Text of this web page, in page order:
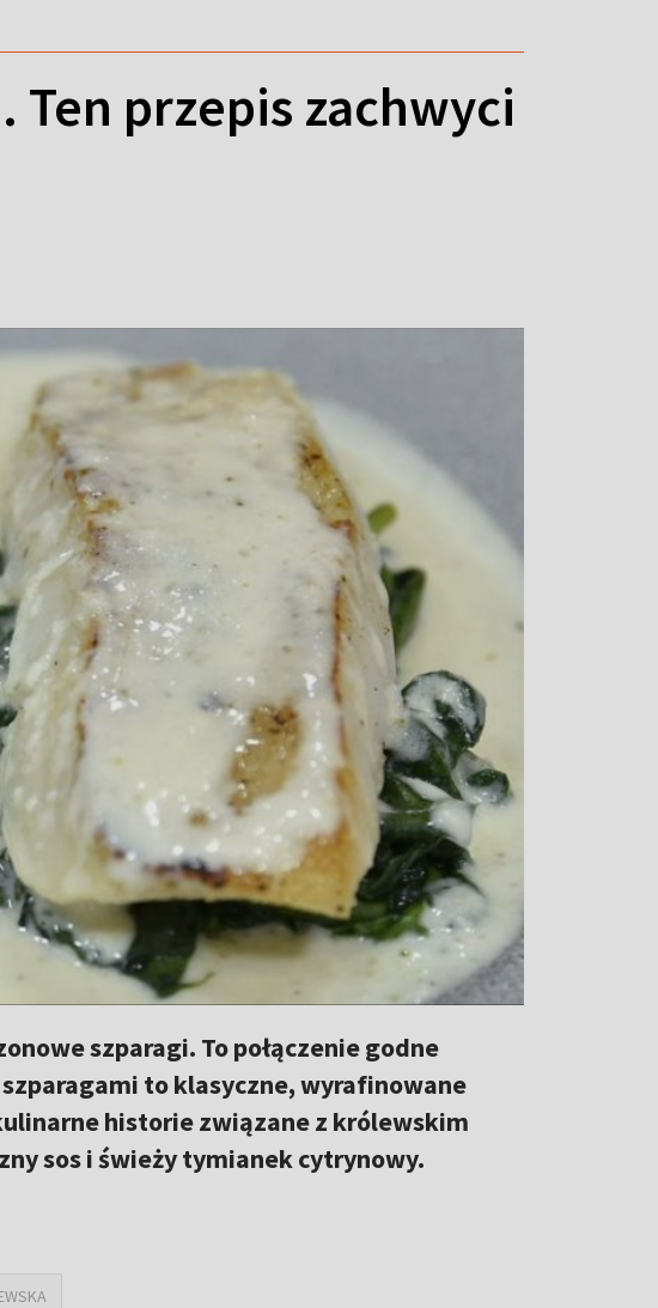
Ten przepis zachwyci
szparagi. To połączenie godne
to klasyczne, wyrafinowane
historie związane z królewskim
sos i świeży tymianek cytrynowy.